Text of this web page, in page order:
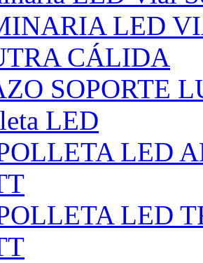
LED
CÁLIDA
SOPORTE
LED
LED
LED